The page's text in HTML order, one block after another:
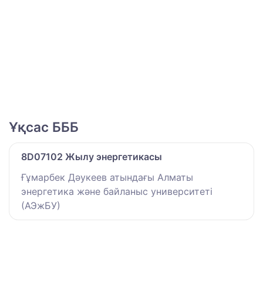
Ұқсас БББ
8D07102 Жылу энергетикасы
Ғұмарбек Дәукеев атындағы Алматы
энергетика және байланыс университеті
(АЭжБУ)